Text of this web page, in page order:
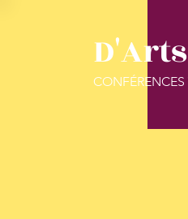
CONFÉRENCES